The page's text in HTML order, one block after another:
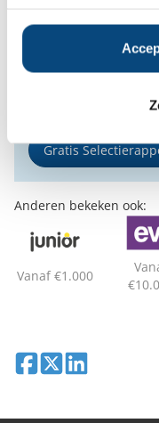
Vraag dan gratis en
SelectieRapport
Gratis
Anderen bekeken ook:
Vanaf €1.000
Deel op Facebook
Deel op XDeel op LinkedIn